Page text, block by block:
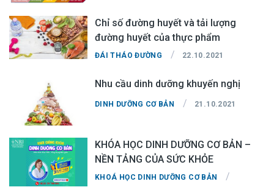
Chỉ số đường huyết và tải lượng
đường huyết của thực phẩm
ĐÁI THÁO ĐƯỜNG / 22.10.2021
Nhu cầu dinh dưỡng khuyến nghị
DINH DƯỠNG CƠ BẢN / 21.10.2021
KHÓA HỌC DINH DƯỠNG CƠ BẢN –
NỀN TẢNG CỦA SỨC KHỎE
KHOÁ HỌC DINH DƯỠNG CƠ BẢN /